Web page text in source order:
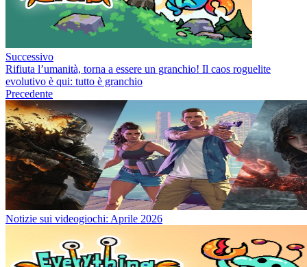
Successivo
Rifiuta l’umanità, torna a essere un granchio! Il caos roguelite
evolutivo è qui: tutto è granchio
Precedente
Notizie sui videogiochi: Aprile 2026